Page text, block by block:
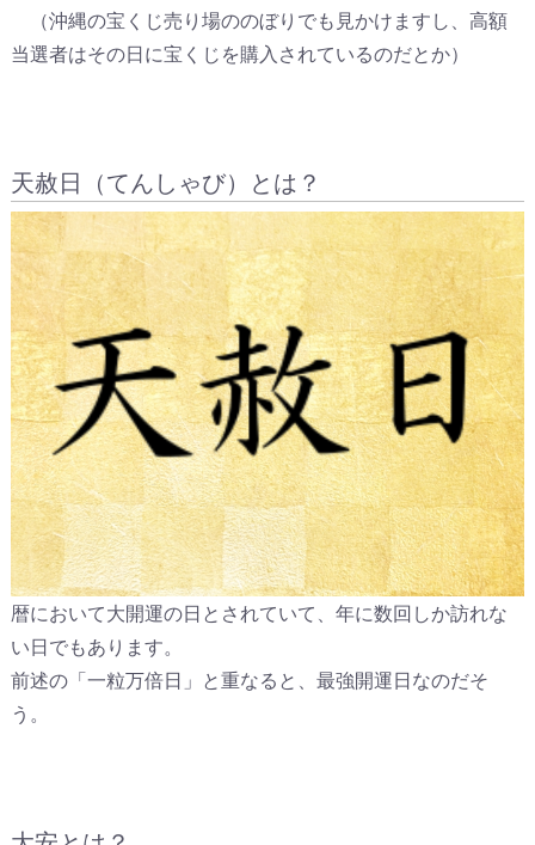
（沖縄の宝くじ売り場ののぼりでも見かけますし、高額
当選者はその日に宝くじを購入されているのだとか）
天赦日（てんしゃび）とは？
暦において大開運の日とされていて、年に数回しか訪れな
い日でもあります。
前述の「一粒万倍日」と重なると、最強開運日なのだそ
う。